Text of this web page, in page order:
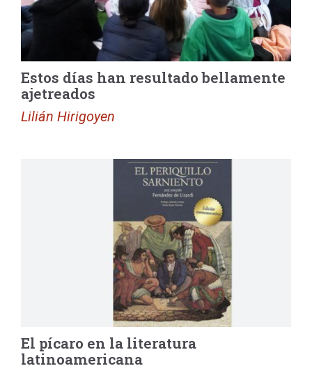
Estos días han resultado bellamente
ajetreados
Lilián Hirigoyen
El pícaro en la literatura
latinoamericana